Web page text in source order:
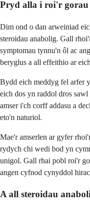
Pryd alla i roi'r gorau
Dim ond o dan arweiniad
steroidau anabolig. Gall
symptomau tynnu'n ôl ac
beryglus a all effeithio ar
Bydd eich meddyg fel arfer
eich dos yn raddol dros
amser i'ch corff addasu a
eto'n naturiol.
Mae'r amserlen ar gyfer
rydych chi wedi bod yn
unigol. Gall rhai pobl roi'r
angen cyfnod cynyddol
A all steroidau